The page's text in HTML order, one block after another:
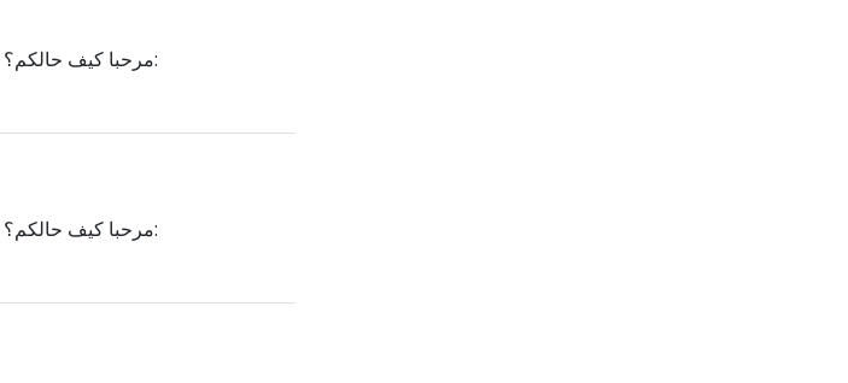
مرحبا كيف حالكم؟ اتصل بي:
مرحبا كيف حالكم؟ اتصل بي: